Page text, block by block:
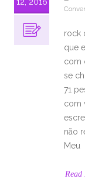
rock
que
com
se
71
com
não
Meu
Read